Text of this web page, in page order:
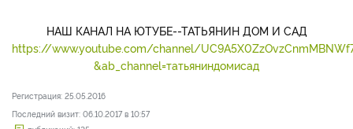
НАШ КАНАЛ НА ЮТУБЕ--ТАТЬЯНИН ДОМ И САД
https://www.youtube.com/channel/
&ab_channel=татьяниндомисад
Регистрация: 25.05.2016
Последний визит: 06.10.2017 в 10:57